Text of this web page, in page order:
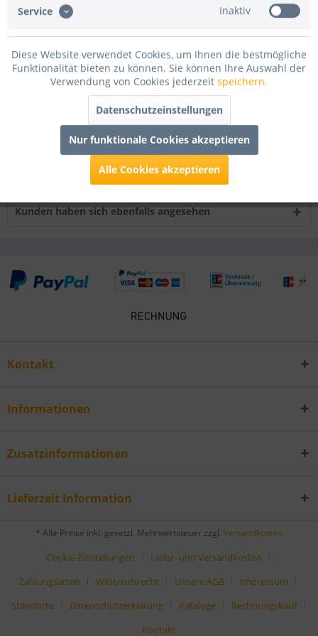
Die Besonderheit dieser 180my Lackfolie liegt in seinen
Bewertungen
6
Bewertungen lesen, schreiben und diskutieren...mehr
Infos zum Hersteller
Folgende Infos zum Hersteller sind verfübar......mehr
Kunden kauften auch
Kunden haben sich ebenfalls angesehen
Kontakt
Informationen
Zusatzinformationen
Lieferzeit Information
* Alle Preise inkl. gesetzl. Mehrwertsteuer zzgl. Versandkosten
Cookie-Einstellungen
Liefer- und Versandkosten
Zahlungsarten
Widerrufsrecht Unsere AGB
Impressum
Standorte
Datenschutzerklärung Kataloge
Rechnungskauf
Kontakt
Service Inaktiv
Diese Website verwendet Cookies, um Ihnen die bestmögliche
Funktionalität bieten zu können. Sie können Ihre Auswahl der
Verwendung von Cookies jederzeit speichern.
Datenschutzeinstellungen
Nur funktionale Cookies akzeptieren
Alle Cookies akzeptieren